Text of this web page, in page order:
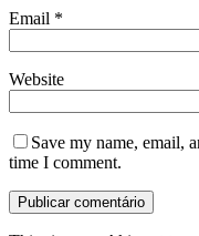
Email *
Website
Save my name, email,
time I comment.